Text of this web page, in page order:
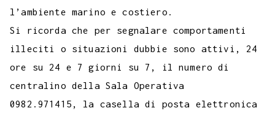
l’ambiente marino e costiero.
Si ricorda che per segnalare comportamenti
illeciti o situazioni dubbie sono attivi, 24
ore su 24 e 7 giorni su 7, il numero di
centralino della Sala Operativa
0982.971415, la casella di posta elettronica